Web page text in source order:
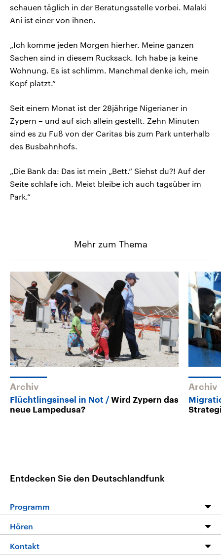
schauen täglich in der Beratungsstelle vorbei. Malaki
Ani ist einer von ihnen.
„Ich komme jeden Morgen hierher. Meine ganzen
Sachen sind in diesem Rucksack. Ich habe ja keine
Wohnung. Es ist schlimm. Manchmal denke ich, mein
Kopf platzt.“
Seit einem Monat ist der 28jährige Nigerianer in
Zypern – und auf sich allein gestellt. Zehn Minuten
sind es zu Fuß von der Caritas bis zum Park unterhalb
des Busbahnhofs.
„Die Bank da: Das ist mein „Bett.“ Siehst du?! Auf der
Seite schlafe ich. Meist bleibe ich auch tagsüber im
Park.“
Mehr zum Thema
Archiv
Flüchtlingsinsel in Not
Wird Zypern das
neue Lampedusa?
Archiv
Entdecken Sie den Deutschlandfunk
Programm
Programm
Hören
Livestream
Kontakt